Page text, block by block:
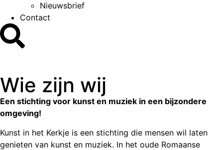
Nieuwsbrief
Contact
Wie zijn wij
Een stichting voor kunst en muziek in een bijzondere
omgeving!
Kunst in het Kerkje is een stichting die mensen wil laten
genieten van kunst en muziek. In het oude Romaanse